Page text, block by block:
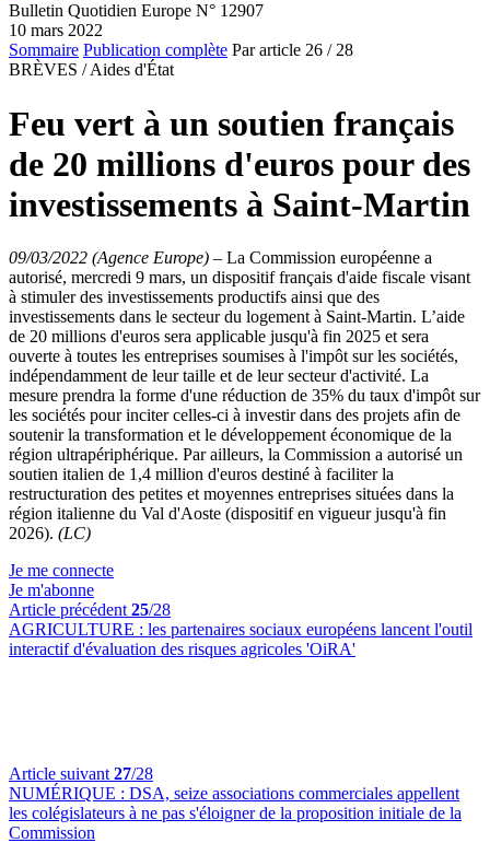
Bulletin Quotidien Europe N° 12907
10 mars 2022
Sommaire Publication complète Par article 26 / 28
BRÈVES / Aides d'État
Feu vert à un soutien français
de 20 millions d'euros pour des
investissements à Saint-Martin
09/03/2022 (Agence Europe) – La Commission européenne a
autorisé, mercredi 9 mars, un dispositif français d'aide fiscale visant
à stimuler des investissements productifs ainsi que des
investissements dans le secteur du logement à Saint-Martin. L’aide
de 20 millions d'euros sera applicable jusqu'à fin 2025 et sera
ouverte à toutes les entreprises soumises à l'impôt sur les sociétés,
indépendamment de leur taille et de leur secteur d'activité. La
mesure prendra la forme d'une réduction de 35% du taux d'impôt sur
les sociétés pour inciter celles-ci à investir dans des projets afin de
soutenir la transformation et le développement économique de la
région ultrapériphérique. Par ailleurs, la Commission a autorisé un
soutien italien de 1,4 million d'euros destiné à faciliter la
restructuration des petites et moyennes entreprises situées dans la
région italienne du Val d'Aoste (dispositif en vigueur jusqu'à fin
2026). (LC)
Je me connecte
Je m'abonne
Article précédent 25/28
AGRICULTURE : les partenaires sociaux européens lancent l'outil
interactif d'évaluation des risques agricoles 'OiRA'
Article suivant 27/28
NUMÉRIQUE : DSA, seize associations commerciales appellent
les colégislateurs à ne pas s'éloigner de la proposition initiale de la
Commission